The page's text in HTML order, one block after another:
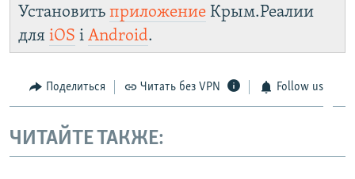
Установить приложение Крым.Реалии
для iOS і Android.
Поделиться Читать без VPN Follow us
ЧИТАЙТЕ ТАКЖЕ: